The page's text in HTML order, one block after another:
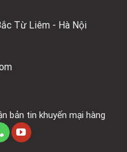
Từ Liêm - Hà Nội
bản tin khuyến mại hàng